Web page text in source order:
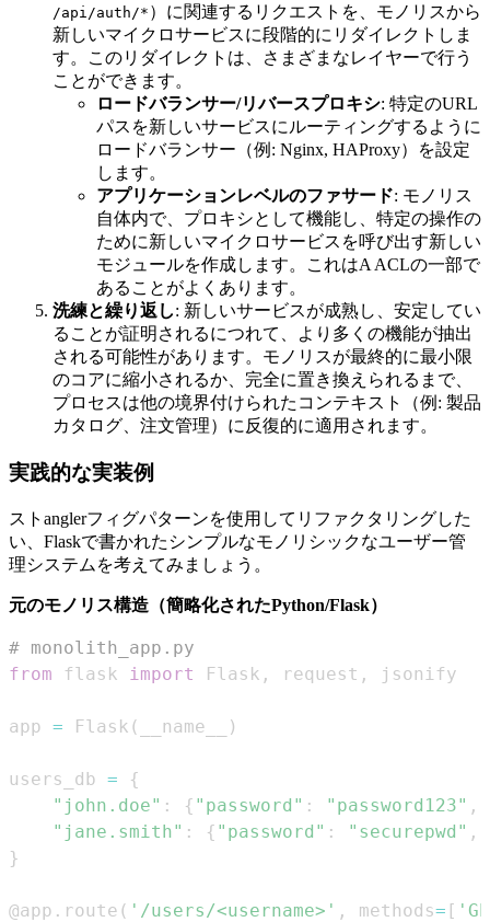
/api/auth/* ）に関連するリクエストを、モノリスから
新しいマイクロサービスに段階的にリダイレクトしま
す。このリダイレクトは、さまざまなレイヤーで行う
ことができます。
ロードバランサー/リバースプロキシ: 特定のURL
パスを新しいサービスにルーティングするように
ロードバランサー（例: Nginx, HAProxy）を設定
します。
アプリケーションレベルのファサード: モノリス
自体内で、プロキシとして機能し、特定の操作の
ために新しいマイクロサービスを呼び出す新しい
モジュールを作成します。これはA ACLの一部で
あることがよくあります。
洗練と繰り返し: 新しいサービスが成熟し、安定してい
ることが証明されるにつれて、より多くの機能が抽出
される可能性があります。モノリスが最終的に最小限
のコアに縮小されるか、完全に置き換えられるまで、
プロセスは他の境界付けられたコンテキスト（例: 製品
カタログ、注文管理）に反復的に適用されます。
実践的な実装例
ストanglerフィグパターンを使用してリファクタリングした
い、Flaskで書かれたシンプルなモノリシックなユーザー管
理システムを考えてみましょう。
元のモノリス構造（簡略化されたPython/Flask）
# monolith_app.py
from flask import Flask , request ,
app = Flask ( __name__ )
users_db =
{
"john.doe" : { "password" : "password123" ,
"jane.smith" : { "password" : "securepwd" ,
}
@app . route ( '/users/<username>' , methods= [